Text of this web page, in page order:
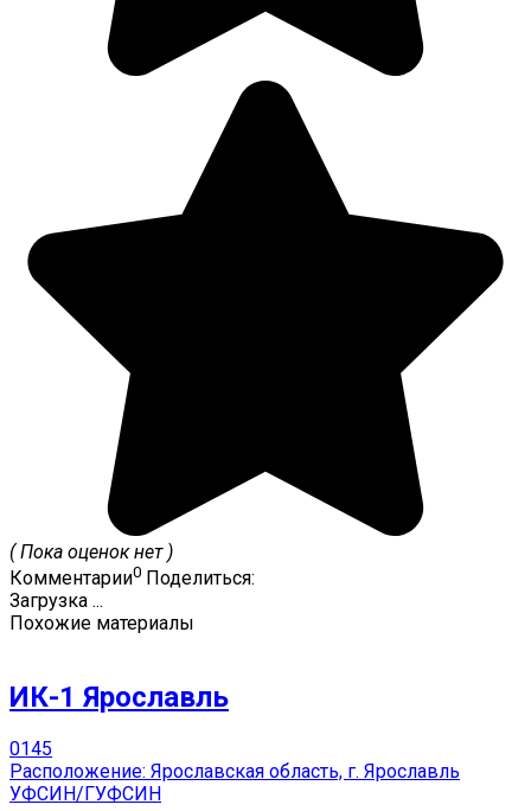
( Пока оценок нет )
Комментарии0 Поделиться:
Загрузка ...
Похожие материалы
ИК-1 Ярославль
0145
Расположение: Ярославская область, г. Ярославль
УФСИН/ГУФСИН